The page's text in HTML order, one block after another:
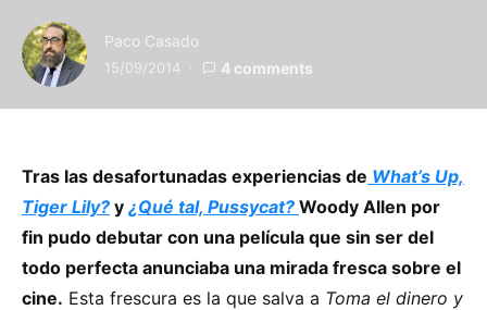
Paco Casado
15/09/2014 4 comments
Tras las desafortunadas experiencias de What’s Up,
Tiger Lily? y ¿Qué tal, Pussycat? Woody Allen por
fin pudo debutar con una película que sin ser del
todo perfecta anunciaba una mirada fresca sobre el
cine. Esta frescura es la que salva a Toma el dinero y